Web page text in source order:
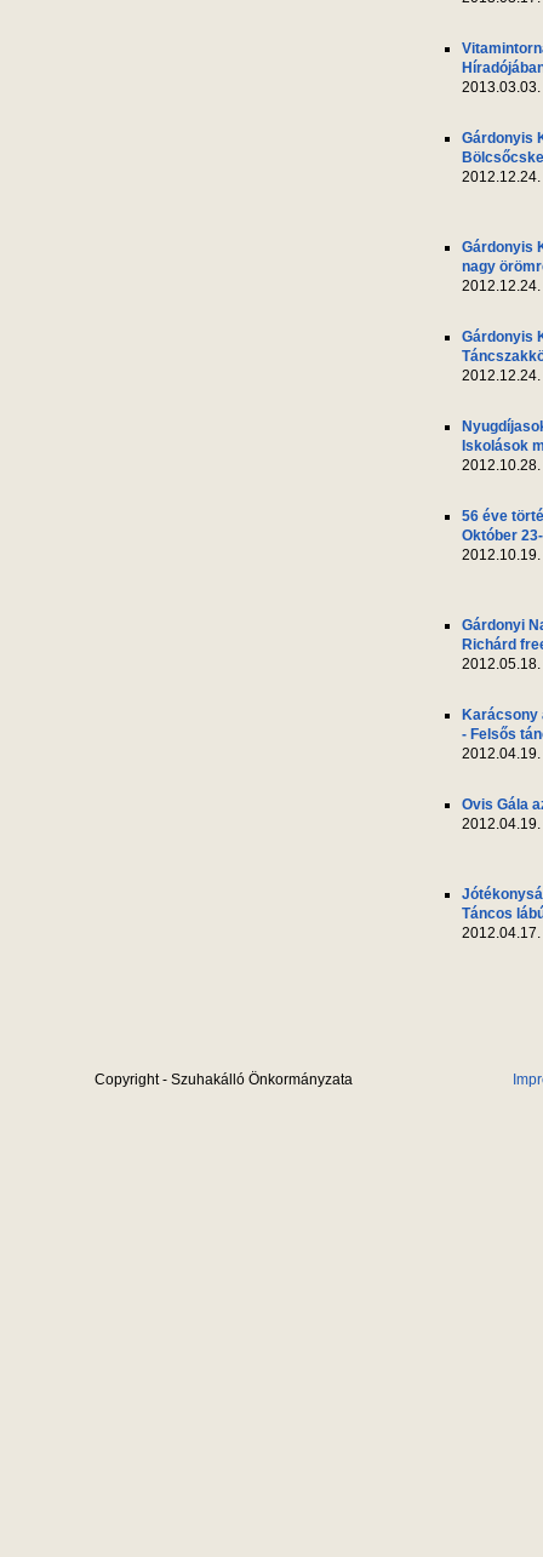
2013.03.03.
Gárdonyis
Bölcsőcske
2012.12.24.
Gárdonyis
nagy
2012.12.24.
Gárdonyis
2012.12.24.
Iskolások
2012.10.28.
56 éve
Október
2012.10.19.
Gárdonyi
Richárd
2012.05.18.
Karácsony
- Felsős
2012.04.19.
Ovis Gála
2012.04.19.
Táncos
2012.04.17.
Copyright - Szuhakálló Önkormányzata